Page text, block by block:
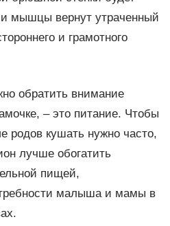
и мышцы вернут утраченный
и грамотного
обратить внимание
– это питание. Чтобы
родов кушать нужно часто,
лучше обогатить
пищей,
малыша и мамы в